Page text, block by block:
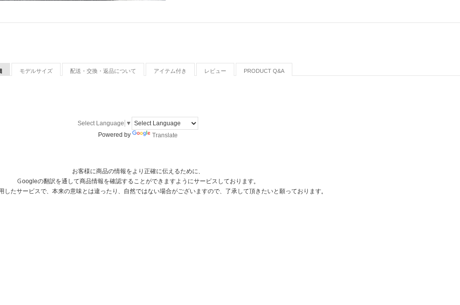
モデルサイズ 配送・交換・返品について アイテム付き レビュー PRODUCT Q&A
Select Language ▼
Powered by
Translate
お客様に商品の情報をより正確に伝えるために、
Ｇoogleの翻訳を通して商品情報を確認することができますようにサービスしております。
したサービスで、本来の意味とは違ったり、自然ではない場合がございますので、了承して頂きたいと願っております。